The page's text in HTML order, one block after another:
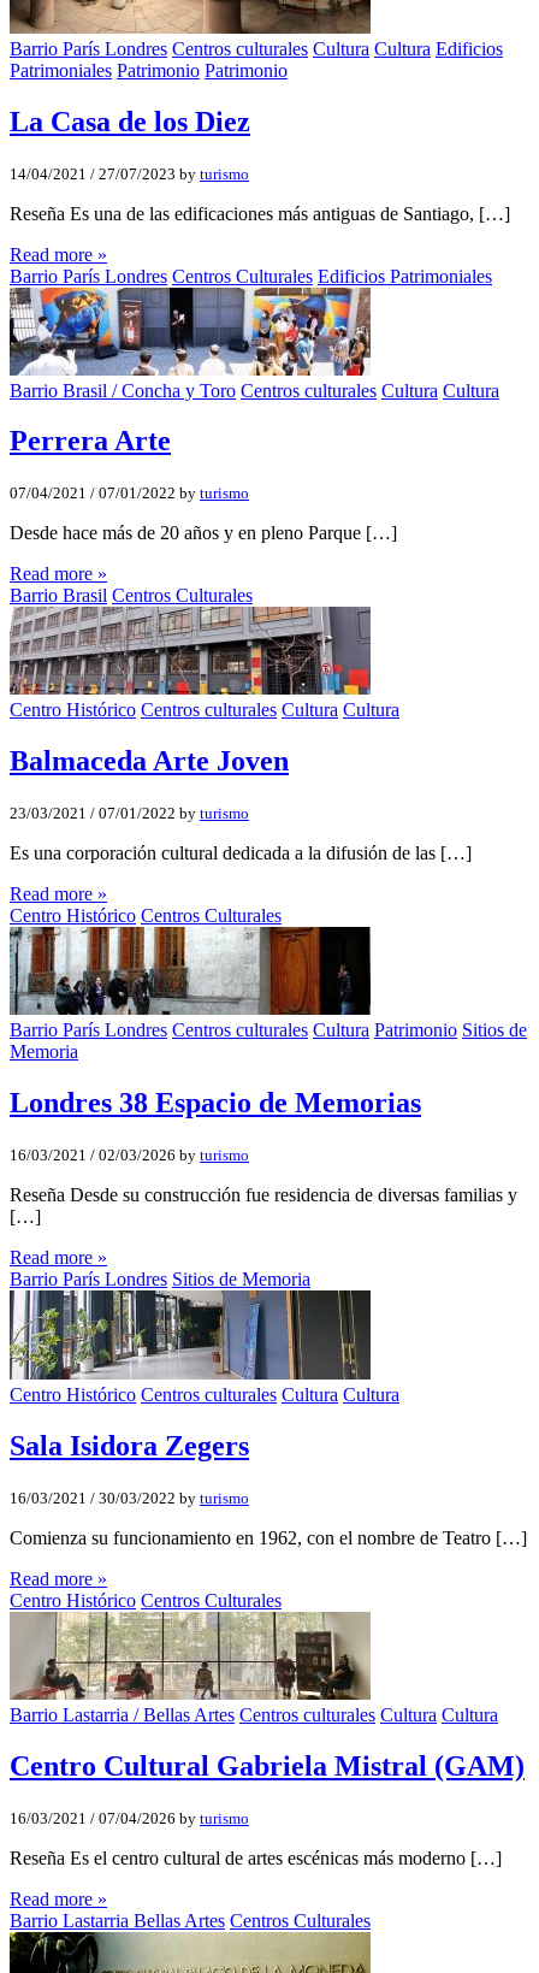
Barrio París Londres Centros culturales Cultura Cultura Edificios
Patrimoniales Patrimonio Patrimonio
La Casa de los Diez
14/04/2021 / 27/07/2023 by turismo
Reseña Es una de las edificaciones más antiguas de Santiago, […]
Read more »
Barrio París Londres Centros Culturales Edificios Patrimoniales
Barrio Brasil / Concha y Toro Centros culturales Cultura Cultura
Perrera Arte
07/04/2021 / 07/01/2022 by turismo
Desde hace más de 20 años y en pleno Parque […]
Read more »
Barrio Brasil Centros Culturales
Centro Histórico Centros culturales Cultura Cultura
Balmaceda Arte Joven
23/03/2021 / 07/01/2022 by turismo
Es una corporación cultural dedicada a la difusión de las […]
Read more »
Centro Histórico Centros Culturales
Barrio París Londres Centros culturales Cultura Patrimonio Sitios de
Memoria
Londres 38 Espacio de Memorias
16/03/2021 / 02/03/2026 by turismo
Reseña Desde su construcción fue residencia de diversas familias y
[…]
Read more »
Barrio París Londres Sitios de Memoria
Centro Histórico Centros culturales Cultura Cultura
Sala Isidora Zegers
16/03/2021 / 30/03/2022 by turismo
Comienza su funcionamiento en 1962, con el nombre de Teatro […]
Read more »
Centro Histórico Centros Culturales
Barrio Lastarria / Bellas Artes Centros culturales Cultura Cultura
Centro Cultural Gabriela Mistral (GAM)
16/03/2021 / 07/04/2026 by turismo
Reseña Es el centro cultural de artes escénicas más moderno […]
Read more »
Barrio Lastarria Bellas Artes Centros Culturales